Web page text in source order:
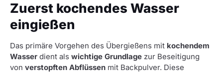
Zuerst kochendes Wasser
eingießen
Das primäre Vorgehen des Übergießens mit kochendem
Wasser dient als wichtige Grundlage zur Beseitigung
von verstopften Abflüssen mit Backpulver. Diese